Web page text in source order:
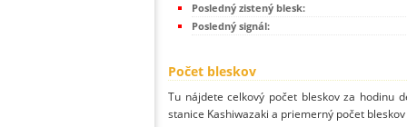
Posledný zistený blesk:
Posledný signál:
Počet bleskov
Tu nájdete celkový počet bleskov za hodinu
stanice Kashiwazaki a priemerný počet